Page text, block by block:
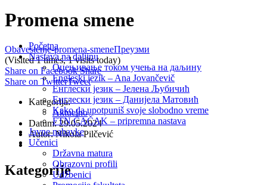
Početna
Nastava na daljinu
Оцењивање током учења на даљину
Engleski jezik – Ana Jovančevič
Енглески језик – Јелена Љубичић
Енглески језик – Данијела Матовић
Kako da upotpuniš svoje slobodno vreme
FTN ČAČAK – pripremna nastava
Javne nabavke
Učenici
Državna matura
Obrazovni profili
Udžbenici
Promena smene
Obavestenje-promena-smeneПреузми
(Visited 1 times, 1 visits today)
Share on Facebook Share
Share on TwitterTweet
Kategorija:
Aktuelno
Datum: 29.05.2024
Autor: Nikola Pilčević
Kategorije